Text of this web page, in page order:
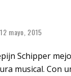
12 mayo, 2015
Schipper
musical. Con